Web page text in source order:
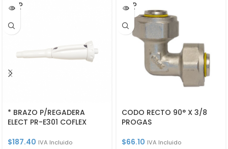
SOLD
OUT
* BRAZO P/REGADERA
ELECT PR-E301 COFLEX
$187.40 IVA Incluido
SOLD
OUT
CODO RECTO 90° X 3/8
PROGAS
$66.10 IVA Incluido